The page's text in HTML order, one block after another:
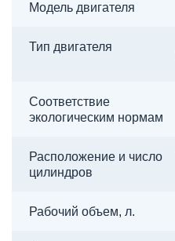
Модель двигателя
Тип двигателя
Соответствие
экологическим нормам
Расположение и число
цилиндров
Рабочий объем, л.